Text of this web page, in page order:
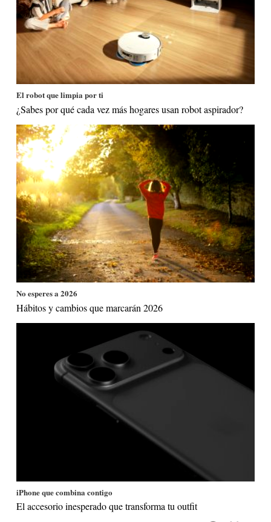
El robot que limpia por ti
¿Sabes por qué cada vez más hogares usan robot aspirador?
No esperes a 2026
Hábitos y cambios que marcarán 2026
iPhone que combina contigo
El accesorio inesperado que transforma tu outfit